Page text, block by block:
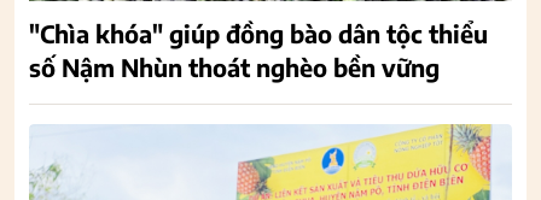
"Chìa khóa" giúp đồng bào dân tộc thiểu
số Nậm Nhùn thoát nghèo bền vững